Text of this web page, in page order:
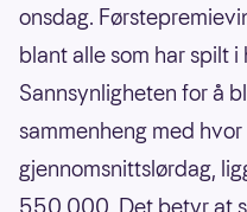
onsdag.
blant alle som har spilt
Sannsynligheten for å
sammenheng med
gjennomsnittslørdag,